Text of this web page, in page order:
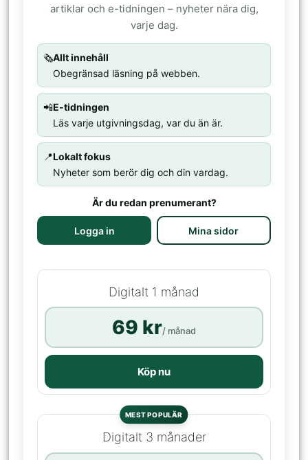
artiklar och e-tidningen – nyheter nära dig,
varje dag.
🗞️Allt innehåll
Obegränsad läsning på webben.
📲E-tidningen
Läs varje utgivningsdag, var du än är.
📍Lokalt fokus
Nyheter som berör dig och din vardag.
Är du redan prenumerant?
Logga in Mina sidor
Digitalt 1 månad
69 kr/ månad
Köp nu
MEST POPULÄR
Digitalt 3 månader